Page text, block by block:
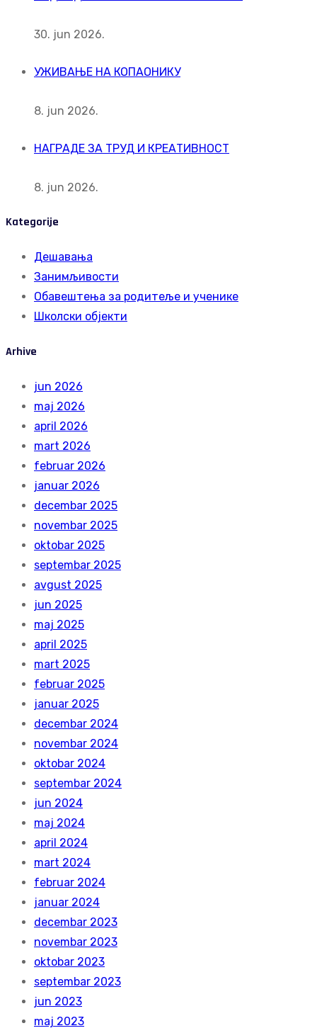
30. jun 2026.
УЖИВАЊЕ НА КОПАОНИКУ
8. jun 2026.
НАГРАДЕ ЗА ТРУД И КРЕАТИВНОСТ
8. jun 2026.
Kategorije
Дешавања
Занимљивости
Обавештења за родитеље и ученике
Школски објекти
Arhive
jun 2026
maj 2026
april 2026
mart 2026
februar 2026
januar 2026
decembar 2025
novembar 2025
oktobar 2025
septembar 2025
avgust 2025
jun 2025
maj 2025
april 2025
mart 2025
februar 2025
januar 2025
decembar 2024
novembar 2024
oktobar 2024
septembar 2024
jun 2024
maj 2024
april 2024
mart 2024
februar 2024
januar 2024
decembar 2023
novembar 2023
oktobar 2023
septembar 2023
jun 2023
maj 2023